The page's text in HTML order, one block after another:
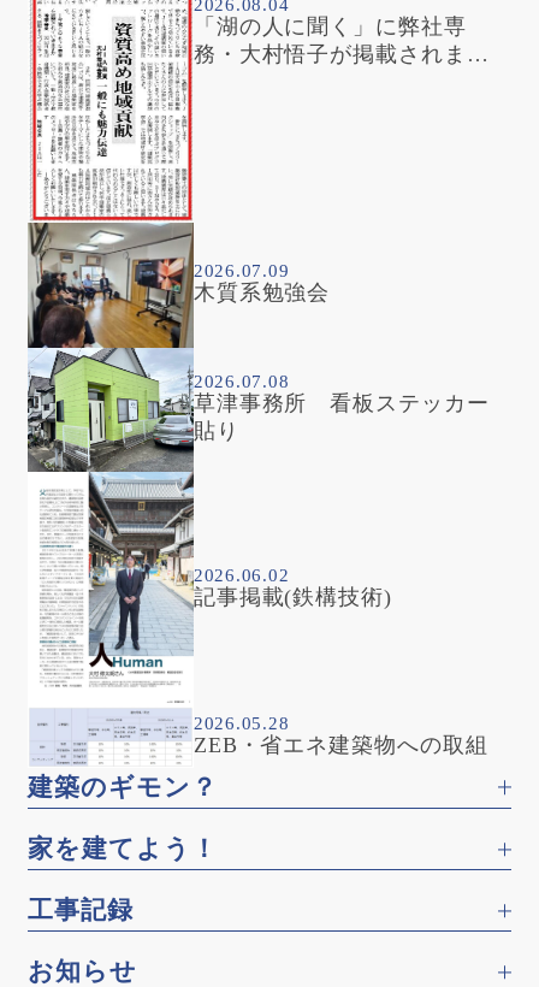
2026.08.04
「湖の人に聞く」に弊社専
務・大村悟子が掲載されまし
2026.07.09
木質系勉強会
2026.07.08
草津事務所 看板ステッカー
貼り
2026.06.02
記事掲載(鉄構技術)
2026.05.28
ZEB・省エネ建築物への取組
建築のギモン？
家を建てよう！
工事記録
お知らせ